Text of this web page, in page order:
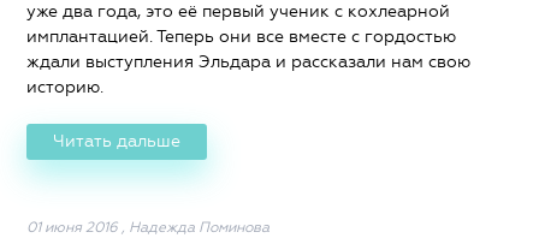
уже два года, это её первый ученик с кохлеарной
имплантацией. Теперь они все вместе с гордостью
ждали выступления Эльдара и рассказали нам свою
историю.
Читать дальше
01 июня 2016 , Надежда Поминова